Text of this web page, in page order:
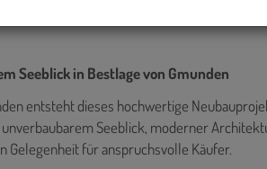
Seeblick in Bestlage von Gmunden
entsteht dieses hochwertige
Seeblick, moderner
Gelegenheit für anspruchsvolle Käufer.